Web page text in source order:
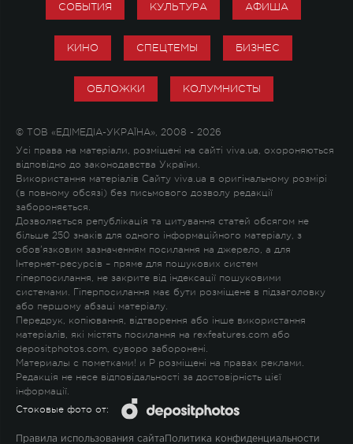
СОБЫТИЯ КУЛЬТУРА АФИША
КИНО СПЕЦТЕМЫ БИЗНЕС
ОБЛОЖКИ КОЛУМНИСТЫ
© ТОВ «ЕДІМЕДІА-УКРАЇНА», 2008 - 2026
Усі права на матеріали, розміщені на сайті viva.ua, охороняються
відповідно до законодавства України.
Використання матеріалів Сайту viva.ua в оригінальному розмірі
(в повному обсязі) без письмового дозволу редакції
забороняється.
Дозволяється републікація та цитування статей обсягом не
більше 250 знаків для одного інформаційного матеріалу, з
обов'язковим зазначенням посилання на джерело, а для
Інтернет-ресурсів – пряме для пошукових систем
гіперпосилання, не закрите від індексації пошуковими
системами. Гіперпосилання має бути розміщене в підзаголовку
або першому абзаці матеріалу.
Передрук, копіювання, відтворення або інше використання
матеріалів, які містять посилання на rexfeatures.com або
depositphotos.com, суворо заборонені.
Материалы с пометками! и P розміщені на правах реклами.
Редакція не несе відповідальності за достовірність цієї
інформації.
Стоковые фото от:
Правила использования сайта Политика конфиденциальности